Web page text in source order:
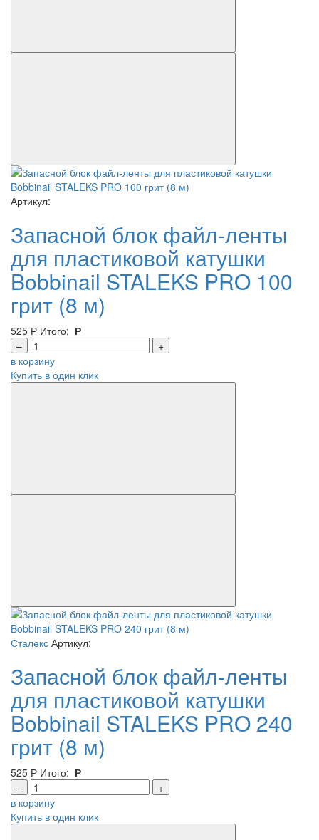
Артикул:
Запасной блок файл-ленты
для пластиковой катушки
Bobbinail STALEKS PRO 100
грит (8 м)
525 Р Итого: Р
–
+
в корзину
Купить в один клик
Сталекс Артикул:
Запасной блок файл-ленты
для пластиковой катушки
Bobbinail STALEKS PRO 240
грит (8 м)
525 Р Итого: Р
–
+
в корзину
Купить в один клик